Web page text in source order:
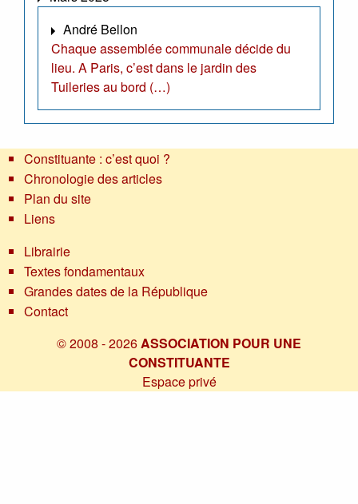
André Bellon
Chaque assemblée communale décide du
lieu. A Paris, c’est dans le jardin des
Tuileries au bord (…)
Constituante : c’est quoi ?
Chronologie des articles
Plan du site
Liens
Librairie
Textes fondamentaux
Grandes dates de la République
Contact
© 2008 - 2026ASSOCIATION POUR UNE
CONSTITUANTE
Espace privé